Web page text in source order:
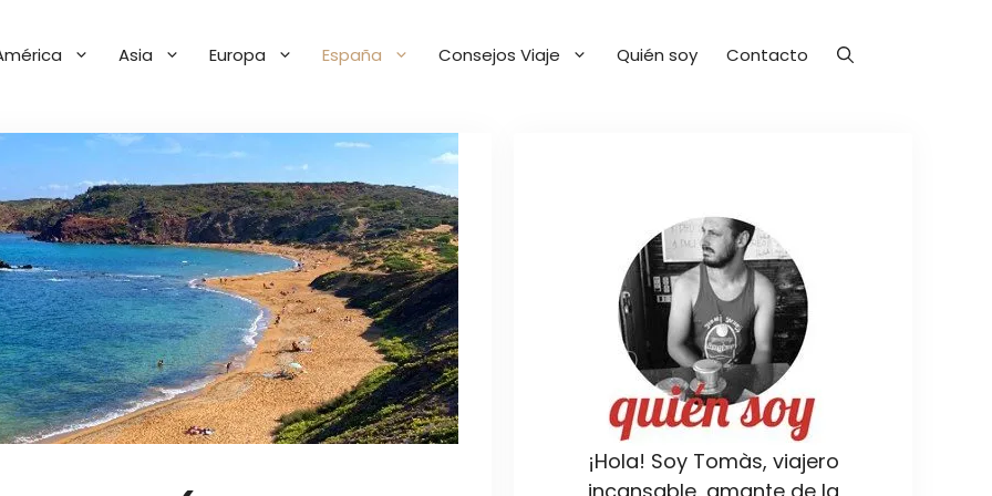
Asia Europa España Consejos Viaje Quién soy Contacto
¡Hola! Soy Tomàs, viajero